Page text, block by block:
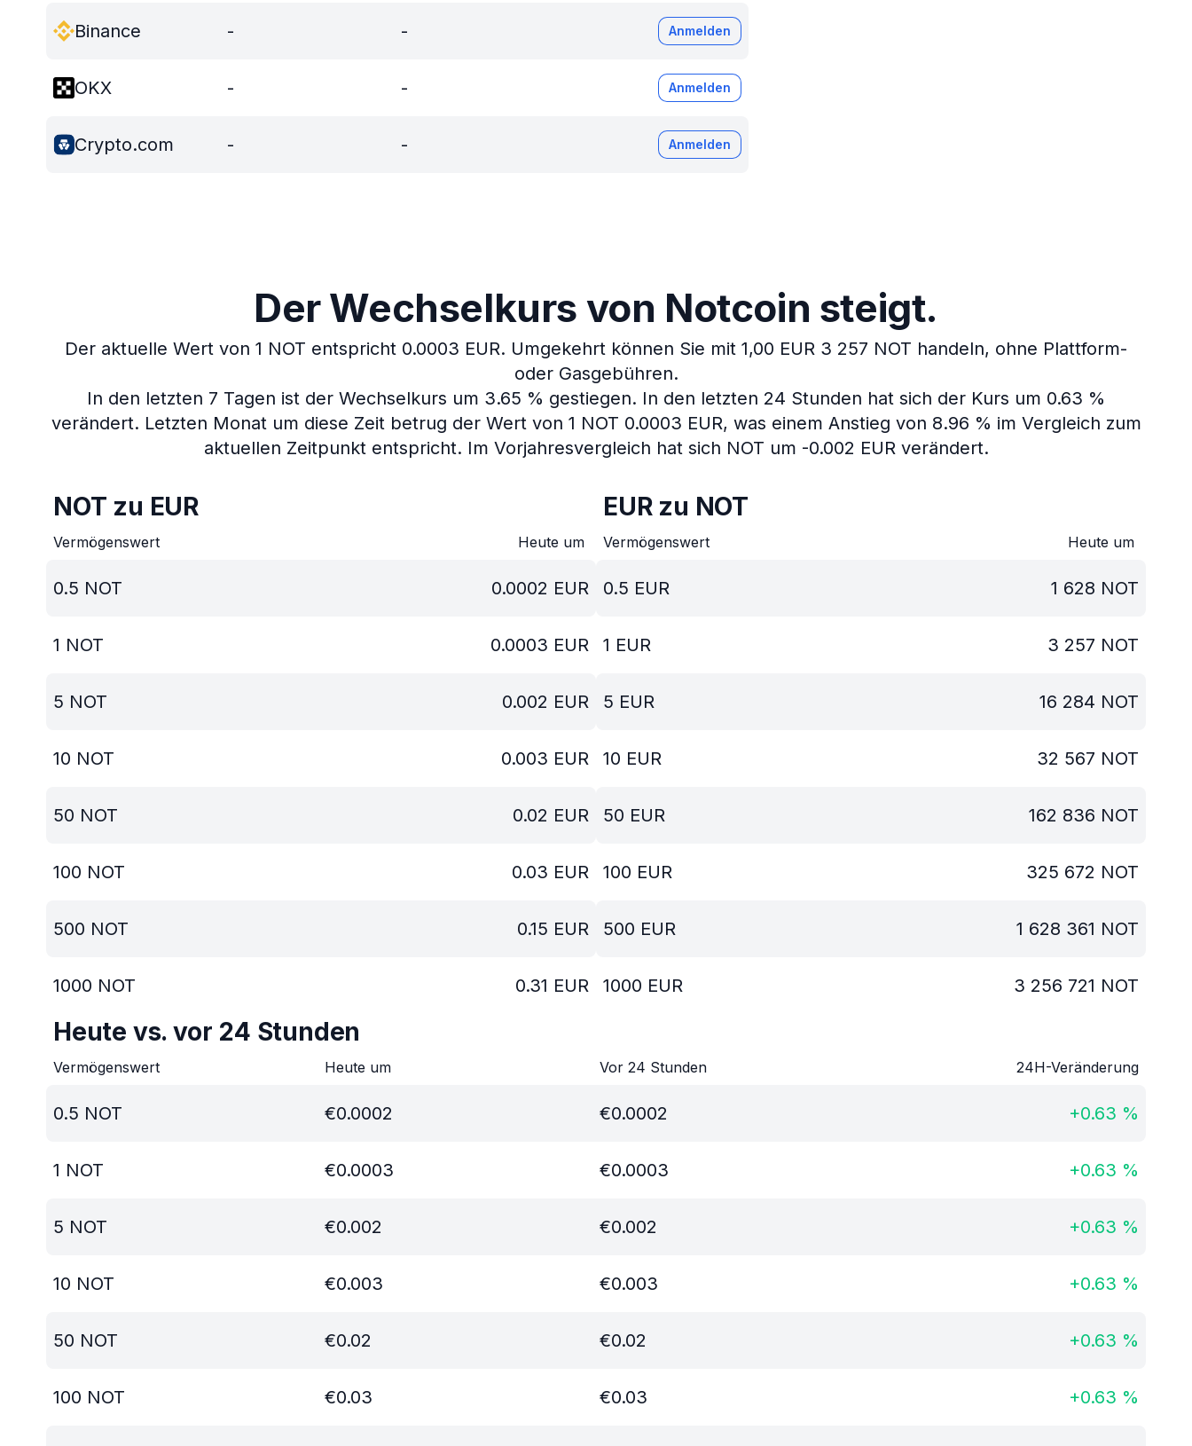
Binance - - Anmelden
OKX - - Anmelden
Crypto.com - - Anmelden
Der Wechselkurs von Notcoin steigt.
Der aktuelle Wert von 1 NOT entspricht 0.0003 EUR. Umgekehrt können Sie mit 1,00 EUR 3 257 NOT handeln, ohne Plattform-
oder Gasgebühren.
In den letzten 7 Tagen ist der Wechselkurs um 3.65 % gestiegen. In den letzten 24 Stunden hat sich der Kurs um 0.63 %
verändert. Letzten Monat um diese Zeit betrug der Wert von 1 NOT 0.0003 EUR, was einem Anstieg von 8.96 % im Vergleich zum
aktuellen Zeitpunkt entspricht. Im Vorjahresvergleich hat sich NOT um -0.002 EUR verändert.
NOT zu EUR
Vermögenswert Heute um
0.5 NOT 0.0002 EUR
1 NOT 0.0003 EUR
5 NOT 0.002 EUR
10 NOT 0.003 EUR
50 NOT 0.02 EUR
100 NOT 0.03 EUR
500 NOT 0.15 EUR
1000 NOT 0.31 EUR
EUR zu NOT
Vermögenswert Heute um
0.5 EUR 1 628 NOT
1 EUR 3 257 NOT
5 EUR 16 284 NOT
10 EUR 32 567 NOT
50 EUR 162 836 NOT
100 EUR 325 672 NOT
500 EUR 1 628 361 NOT
1000 EUR 3 256 721 NOT
Heute vs. vor 24 Stunden
Vermögenswert Heute um Vor 24 Stunden 24H-Veränderung
0.5 NOT €0.0002 €0.0002 +0.63 %
1 NOT €0.0003 €0.0003 +0.63 %
5 NOT €0.002 €0.002 +0.63 %
10 NOT €0.003 €0.003 +0.63 %
50 NOT €0.02 €0.02 +0.63 %
100 NOT €0.03 €0.03 +0.63 %